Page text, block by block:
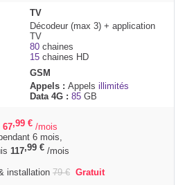
TV
Décodeur (max 3) + application
TV
80 chaines
15 chaines HD
GSM
Appels : Appels illimités
Data 4G : 85 GB
67,99 € /mois
6 mois,
117,99 €/mois
installation 79€ Gratuit